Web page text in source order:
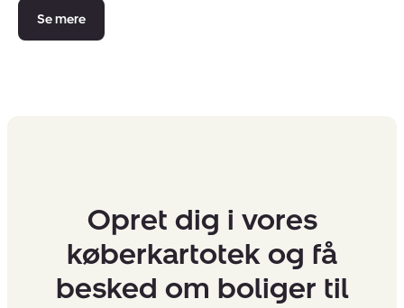
Se mere
Opret dig i vores
køberkartotek og få
besked om boliger til